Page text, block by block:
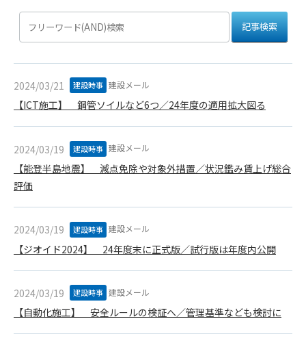
2024/03/21 建設時事 建設メール
【ICT施工】 鋼管ソイルなど6つ／24年度の適用拡大図る
2024/03/19 建設時事 建設メール
【能登半島地震】 減点免除や対象外措置／状況鑑み賃上げ総合
評価
2024/03/19 建設時事 建設メール
【ジオイド2024】 24年度末に正式版／試行版は年度内公開
2024/03/19 建設時事 建設メール
【自動化施工】 安全ルールの検証へ／管理基準なども検討に
当することが判明した場合、会員資格を取り消すことがあり
ます。
1. 会員は申込の際に管理者が発行したIDおよびパスワードの使
用および管理について責任を負うものとします。
ん。
3. 会員は、IDおよびパスワードの管理不十分、使用上の過誤、
第6条（会員の禁止事項）
1. 会員は建設資料館WEB上で以下の行為をしないものとしま
す。
(1) 第三者または管理者の著作権、その他知的所有権を侵害す
る行為
(2) 第三者または管理者の財産、プライバシー等を侵害する行
為
(3) 第三者または管理者を誹謗中傷する行為